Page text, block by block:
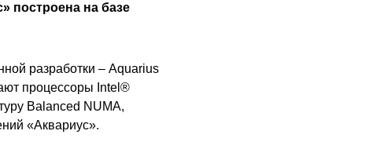
построена на базе
разработки – Aquarius
процессоры Intel®
Balanced NUMA,
«Аквариус».